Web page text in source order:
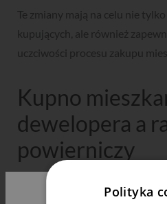
Te zmiany mają na celu nie
kupujących, ale również
uczciwości procesu zakupu
Kupno
dewelopera a
powierniczy
W obliczu wprowadzenia
mieszkania bezpośrednio od
Polityka